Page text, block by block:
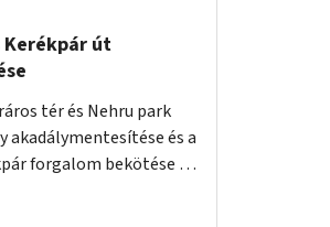
Kerékpár út
tér és Nehru park
és a
forgalom bekötése a